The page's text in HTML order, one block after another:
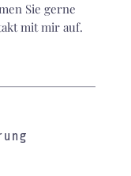
Sie gerne
mit mir auf.